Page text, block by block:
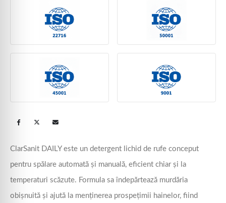
ClarSanit DAILY este un detergent lichid de rufe conceput
pentru spălare automată și manuală, eficient chiar și la
temperaturi scăzute. Formula sa îndepărtează murdăria
obișnuită și ajută la menținerea prospețimii hainelor, fiind